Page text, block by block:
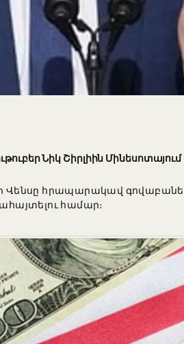
Նիկ Շիրլիին
հրապարակավ գովաբանել
համար։